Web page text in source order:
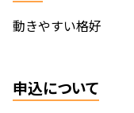
動きやすい格好
申込について